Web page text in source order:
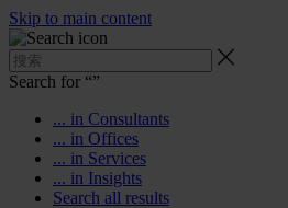
Skip to main content
Search for “”
... in Consultants
... in Offices
... in Services
... in Insights
Search all results